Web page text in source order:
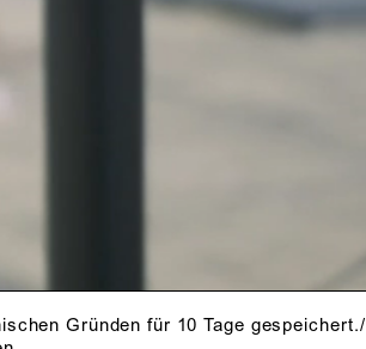
Gründen für 10 Tage gespeichert./